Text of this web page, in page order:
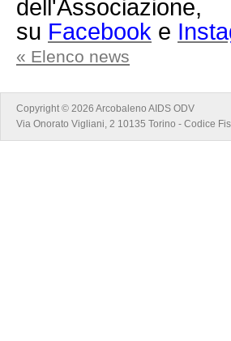
su Facebook e
« Elenco news
Copyright © 2026 Arcobaleno AIDS ODV
Via Onorato Vigliani, 2 10135 Torino - Codice